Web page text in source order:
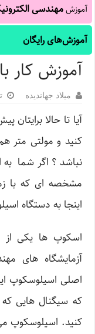
آموزشمهندسی
آموزش‌های رایگان
آموزش کار
میلاد جهاندیده
آیا تا حالا
کنید و مولتی متر
نباشد ؟ اگر شما به
مشخصه ای که با
اینجا به دستگاه
اسکوپ ها یکی از
آزمایشگاه های
اصلی اسیلوسکوپ
که سیگنال هایی
کنید. اسیلوسکوپ